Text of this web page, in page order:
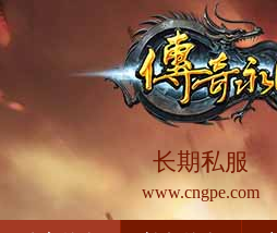
长期私服
www.cngpe.com